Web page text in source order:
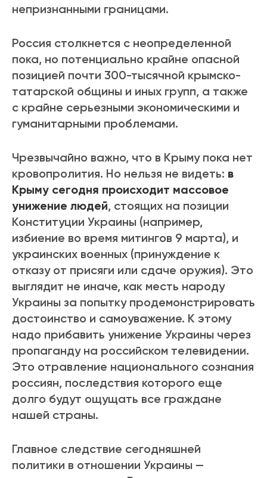
непризнанными границами.
Россия столкнется с неопределенной
пока, но потенциально крайне опасной
позицией почти 300-тысячной крымско-
татарской общины и иных групп, а также
с крайне серьезными экономическими и
гуманитарными проблемами.
Чрезвычайно важно, что в Крыму пока нет
кровопролития. Но нельзя не видеть: в
Крыму сегодня происходит массовое
унижение людей, стоящих на позиции
Конституции Украины (например,
избиение во время митингов 9 марта), и
украинских военных (принуждение к
отказу от присяги или сдаче оружия). Это
выглядит не иначе, как месть народу
Украины за попытку продемонстрировать
достоинство и самоуважение. К этому
надо прибавить унижение Украины через
пропаганду на российском телевидении.
Это отравление национального сознания
россиян, последствия которого еще
долго будут ощущать все граждане
нашей страны.
Главное следствие сегодняшней
политики в отношении Украины —